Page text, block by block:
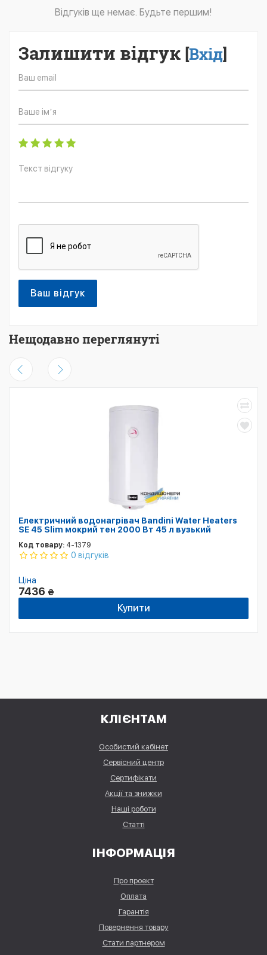
Відгуків ще немає. Будьте першим!
Залишити відгук [Вхід]
Ваш відгук
Нещодавно переглянуті
Електричний водонагрівач Bandini Water Heaters
SE 45 Slim мокрий тен 2000 Вт 45 л вузький
Код товару: 4-1379
0 відгуків
Ціна
7436 ₴
Купити
КЛІЄНТАМ
Особистий кабінет
Сервісний центр
Сертифікати
Акції та знижки
Наші роботи
Статті
ІНФОРМАЦІЯ
Про проект
Оплата
Гарантія
Повернення товару
Стати партнером